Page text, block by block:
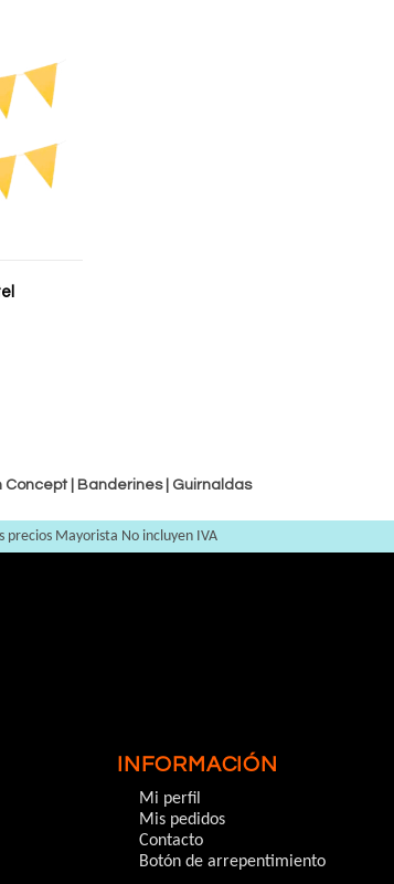
Concept | Banderines| Guirnaldas
precios Mayorista No incluyen IVA
INFORMACIÓN
Mi perfil
Mis pedidos
Contacto
Botón de arrepentimiento